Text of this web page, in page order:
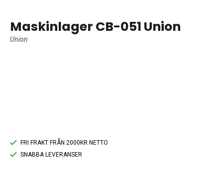
Maskinlager CB-051 Union
Union
FRI FRAKT FRÅN 2000KR NETTO
SNABBA LEVERANSER